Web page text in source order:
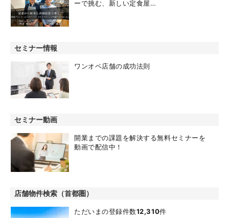
ーで挑む、新しい定食屋…
セミナー情報
ワンオペ店舗の成功法則
セミナー動画
開業までの課題を解決する無料セミナーを
動画で配信中！
店舗物件検索（首都圏）
ただいまの登録件数12,310件